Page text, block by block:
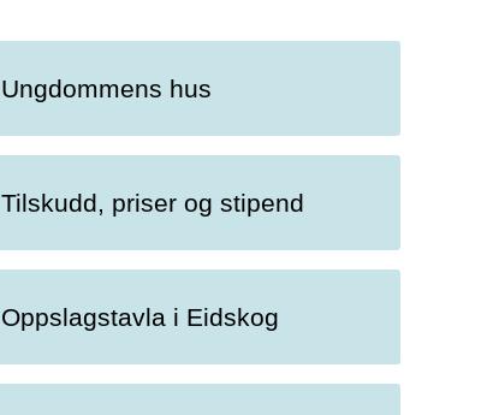
Ungdommens hus
Tilskudd, priser og stipend
Oppslagstavla i Eidskog